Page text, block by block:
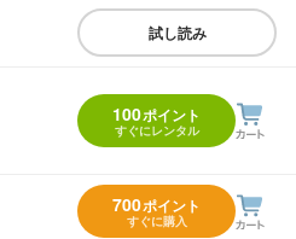
試し読み
100ポイント
すぐにレンタル
700ポイント
すぐに購入